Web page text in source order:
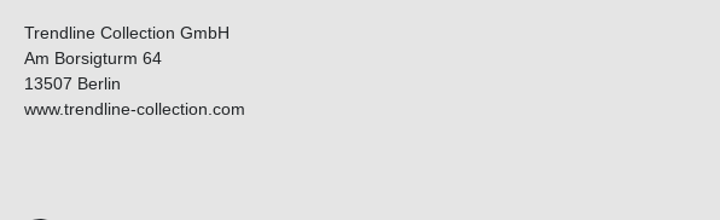
Trendline Collection GmbH
Am Borsigturm 64
13507 Berlin
www.trendline-collection.com